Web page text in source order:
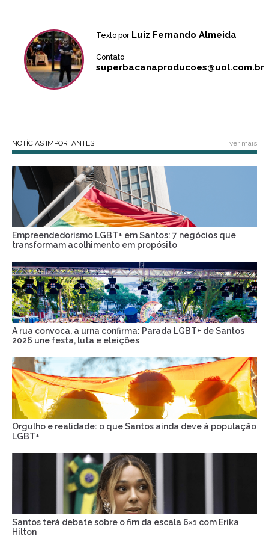
Texto por Luiz Fernando Almeida
Contato
superbacanaproducoes@uol.com.br
NOTÍCIAS IMPORTANTES ver mais
Empreendedorismo LGBT+ em Santos: 7 negócios que
transformam acolhimento em propósito
A rua convoca, a urna confirma: Parada LGBT+ de Santos
2026 une festa, luta e eleições
Orgulho e realidade: o que Santos ainda deve à população
LGBT+
Santos terá debate sobre o fim da escala 6×1 com Erika
Hilton